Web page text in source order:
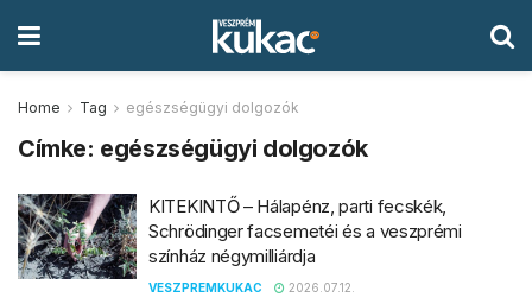
Home Tag egészségügyi dolgozók
Címke: egészségügyi dolgozók
KITEKINTŐ – Hálapénz, parti fecskék,
Schrödinger facsemetéi és a veszprémi
színház négymilliárdja
VESZPREMKUKAC 2026.07.12.